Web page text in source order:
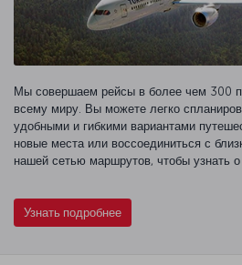
Мы совершаем рейсы в более чем 300
всему миру. Вы можете легко
удобными и гибкими вариантами
новые места или воссоединиться с
нашей сетью маршрутов, чтобы узнать
Узнать подробнее